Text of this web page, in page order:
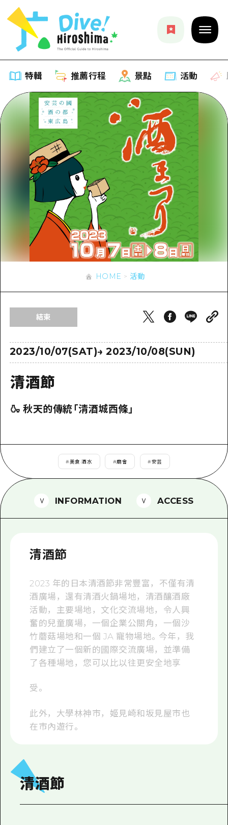
特輯 推薦行程 景點 活動
特輯
推薦
藝術
活動·廟會
美食·酒水
騎自行車
夜晚生活
世界遺產
學習·體驗
治癒
推薦行程
列表
Dive! Hiroshima 官方向導
廣島隨意旅行
廣島市內
安芸
答對了
美北
東山口
2晚3天
景點
列表
廣島市內
安芸
答對了
東山口
愛媛
活動
即時訊息
有用的信息
存取
輔助流量摘要
設施擁堵
廣島好客通行證
面向外國遊客的街角旅遊信息中心
志願者指南
HOME
HOME 活動
結束
2023/10/07(SAT)→2023/10/08(SUN)
清酒節
🍶 秋天的傳統「清酒城西條」
#美食·酒水 #廟會 #安芸
INFORMATION ACCESS
清酒節
2023 年的日本清酒節非常豐富，不僅有清
酒廣場，還有清酒火鍋場地，清酒釀酒廠
活動，主要場地，文化交流場地，令人興
奮的兒童廣場，一個企業公關角，一個沙
竹蘑菇場地和一個 JA 寵物場地。今年，我
們建立了一個新的國際交流廣場，並準備
了各種場地，您可以比以往更安全地享
受。
此外，大學林神市，姬見崎和坂見屋市也
在市內遊行。
清酒節